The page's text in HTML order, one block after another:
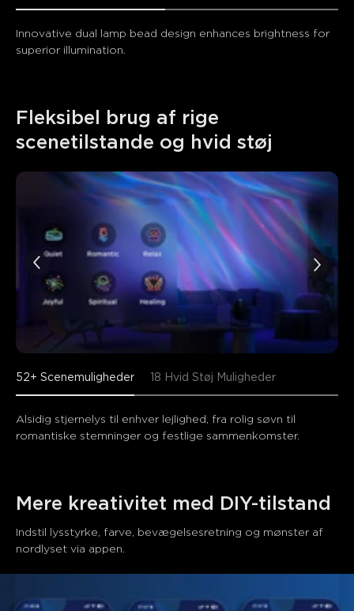
Innovative dual lamp bead design enhances brightness for
superior illumination.
Fleksibel brug af rige
scenetilstande og hvid støj
52+ Scenemuligheder 18 Hvid Støj Muligheder
Alsidig stjernelys til enhver lejlighed, fra rolig søvn til
romantiske stemninger og festlige sammenkomster.
Mere kreativitet med DIY-tilstand
Indstil lysstyrke, farve, bevægelsesretning og mønster af
nordlyset via appen.